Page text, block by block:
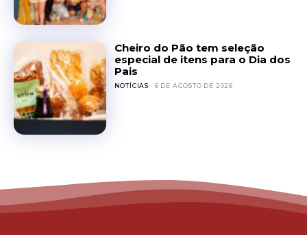
Cheiro do Pão tem seleção
especial de itens para o Dia dos
Pais
NOTÍCIAS 6 DE AGOSTO DE 2026